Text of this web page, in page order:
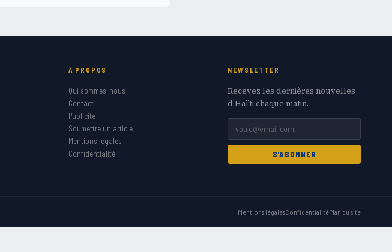
À PROPOS
Qui sommes-nous
Contact
Publicité
Soumettre un article
Mentions légales
Confidentialité
NEWSLETTER
Recevez les dernières nouvelles
d'Haïti chaque matin.
S'ABONNER
Mentions légalesConfidentialitéPlan du site